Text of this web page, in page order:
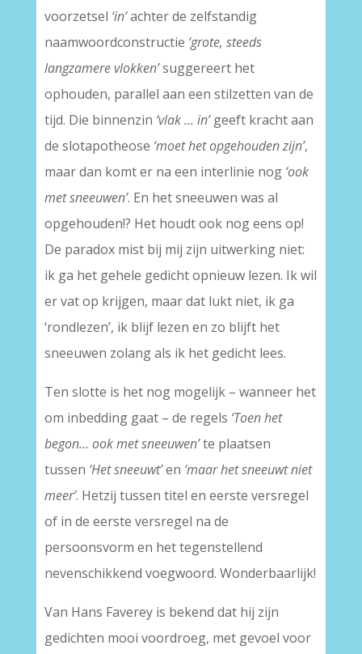
voorzetsel ‘in’achter de zelfstandig
naamwoordconstructie ‘grote, steeds
langzamere vlokken’suggereert het
ophouden, parallel aan een stilzetten van de
tijd. Die binnenzin ‘vlak … in’geeft kracht aan
de slotapotheose ‘moet het opgehouden zijn’,
maar dan komt er na een interlinie nog ‘ook
met sneeuwen’. En het sneeuwen was al
opgehouden!? Het houdt ook nog eens op!
De paradox mist bij mij zijn uitwerking niet:
ik ga het gehele gedicht opnieuw lezen. Ik wil
er vat op krijgen, maar dat lukt niet, ik ga
‘rondlezen’, ik blijf lezen en zo blijft het
sneeuwen zolang als ik het gedicht lees.
Ten slotte is het nog mogelijk – wanneer het
om inbedding gaat – de regels ‘Toen het
begon… ook met sneeuwen’te plaatsen
tussen ‘Het sneeuwt’en ‘maar het sneeuwt niet
meer’. Hetzij tussen titel en eerste versregel
of in de eerste versregel na de
persoonsvorm en het tegenstellend
nevenschikkend voegwoord. Wonderbaarlijk!
Van Hans Faverey is bekend dat hij zijn
gedichten mooi voordroeg, met gevoel voor